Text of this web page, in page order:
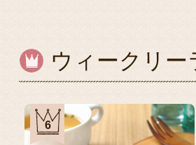
ウィークリ
6